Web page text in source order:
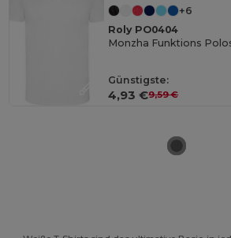
+6
Roly PO0404
Monzha Funktions
Günstigste:
4,93 €9,59 €